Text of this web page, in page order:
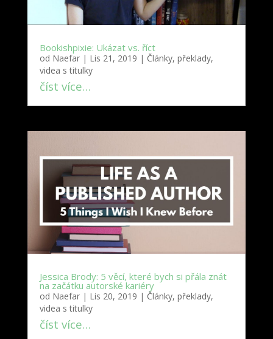
Bookishpixie: Ukázat vs. říct
od Naefar| Lis 21, 2019 | Články, překlady,
videa s titulky
číst více…
Jessica Brody: 5 věcí, které bych si přála znát
na začátku autorské kariéry
od Naefar| Lis 20, 2019 | Články, překlady,
videa s titulky
číst více…